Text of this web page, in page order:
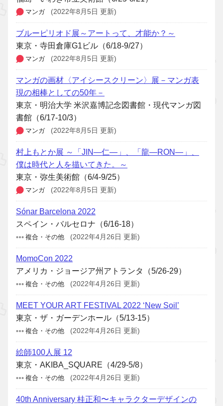
マンガ (2022年8月5日 更新)
ブルーピリオド展～アートって、才能か？～
東京・寺田倉庫G1ビル（6/18-9/27）
マンガ (2022年8月5日 更新)
マンガの画材〈アイシースクリーン〉展－マンガ表
現の相棒としての50年－
東京・明治大学 米沢嘉博記念図書館・現代マンガ図
書館（6/17-10/3）
マンガ (2022年8月5日 更新)
村上もとか展 ～「JIN―仁―」、「龍―RON―」、
僕は時代と人を描いてきた。～
東京・弥生美術館（6/4-9/25）
マンガ (2022年8月5日 更新)
Sónar Barcelona 2022
スペイン・バルセロナ（6/16-18）
複合・その他 (2022年4月26日 更新)
MomoCon 2022
アメリカ・ジョージア州アトランタ（5/26-29）
複合・その他 (2022年4月26日 更新)
MEET YOUR ART FESTIVAL 2022 ‘New Soil’
東京・ザ・ガーデンホール（5/13-15）
複合・その他 (2022年4月26日 更新)
絵師100人展 12
東京・AKIBA_SQUARE（4/29-5/8）
複合・その他 (2022年4月26日 更新)
40th Anniversary 桂正和〜キャラクターデザインの